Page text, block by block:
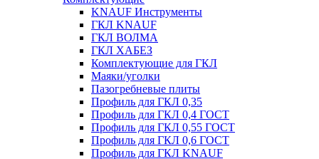
KNAUF Инструменты
ГКЛ KNAUF
ГКЛ ВОЛМА
ГКЛ ХАБЕЗ
Комплектующие для ГКЛ
Маяки/уголки
Пазогребневые плиты
Профиль для ГКЛ 0,35
Профиль для ГКЛ 0,4 ГОСТ
Профиль для ГКЛ 0,55 ГОСТ
Профиль для ГКЛ 0,6 ГОСТ
Профиль для ГКЛ KNAUF